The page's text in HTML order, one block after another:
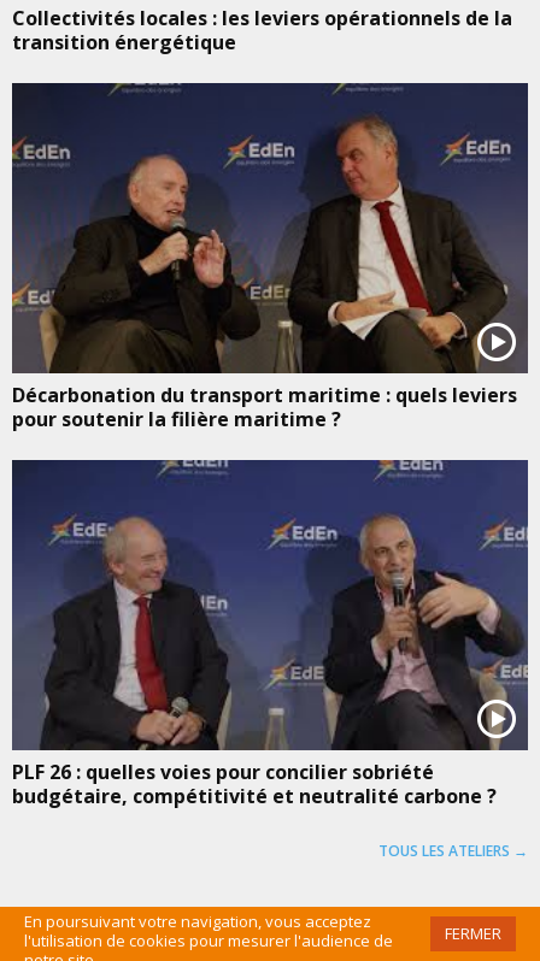
En poursuivant votre navigation, vous acceptez
l'utilisation de cookies pour mesurer l'audience de
FERMER
Collectivités locales : les leviers opérationnels de la
transition énergétique
Décarbonation du transport maritime : quels leviers
pour soutenir la filière maritime ?
PLF 26 : quelles voies pour concilier sobriété
budgétaire, compétitivité et neutralité carbone ?
TOUS LES ATELIERS →
©EDEN 2016 /MENTIONS LÉGALES/CGU/PLAN DU SITE /ADMIN